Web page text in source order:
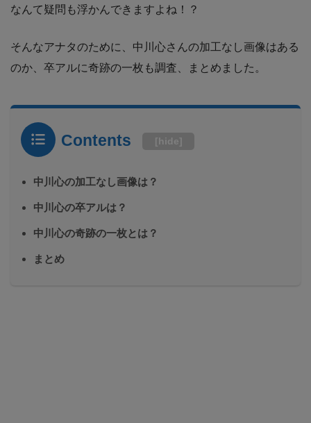
なんて疑問も浮かんできますよね！？
そんなアナタのために、中川心さんの加工なし画像はある
のか、卒アルに奇跡の一枚も調査、まとめました。
Contents [hide]
中川心の加工なし画像は？
中川心の卒アルは？
中川心の奇跡の一枚とは？
まとめ